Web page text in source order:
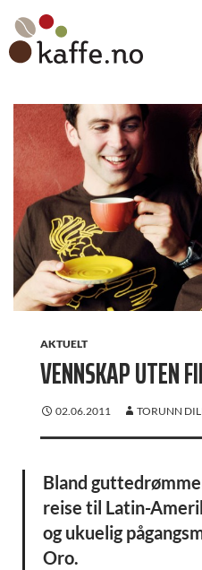
Hopp
innhold
AKTUELT
VENNSKAP UTEN
02.06.2011 TORUNN
Bland
reise til Latin-
og ukuelig
Oro.